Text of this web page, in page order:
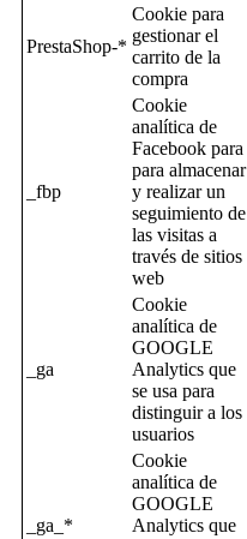
PrestaShop-*
Cookie para
gestionar el
carrito de la
compra
_fbp
Cookie
analítica de
Facebook para
para almacenar
y realizar un
seguimiento de
las visitas a
través de sitios
web
_ga
Cookie
analítica de
GOOGLE
Analytics que
se usa para
distinguir a los
usuarios
_ga_*
Cookie
analítica de
GOOGLE
Analytics que